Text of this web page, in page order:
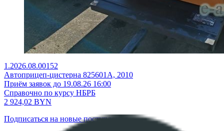
1.2026.08.00152
Автоприцеп-цистерна 825601А, 2010
Приём заявок до 19.08.26 16:00
Справочно по курсу НБРБ
2 924,02 BYN
Подписаться на новые поступления